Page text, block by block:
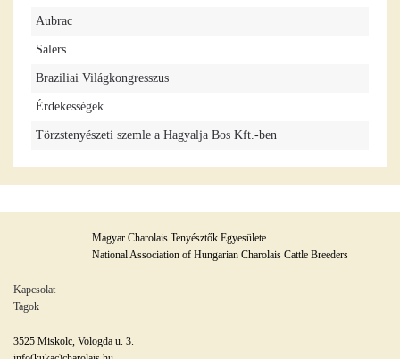
Aubrac
Salers
Braziliai Világkongresszus
Érdekességek
Törzstenyészeti szemle a Hagyalja Bos Kft.-ben
Magyar Charolais Tenyésztők Egyesülete
National Association of Hungarian Charolais Cattle Breeders
Kapcsolat
Tagok
3525 Miskolc, Vologda u. 3.